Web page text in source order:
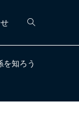
ウ
ェ
知ろう